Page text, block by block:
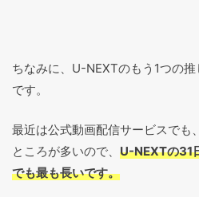
ちなみに、U-NEXTのもう1つの
です。
最近は公式動画配信サービスでも
ところが多いので、 U-NEXTの31
でも最も長いです。